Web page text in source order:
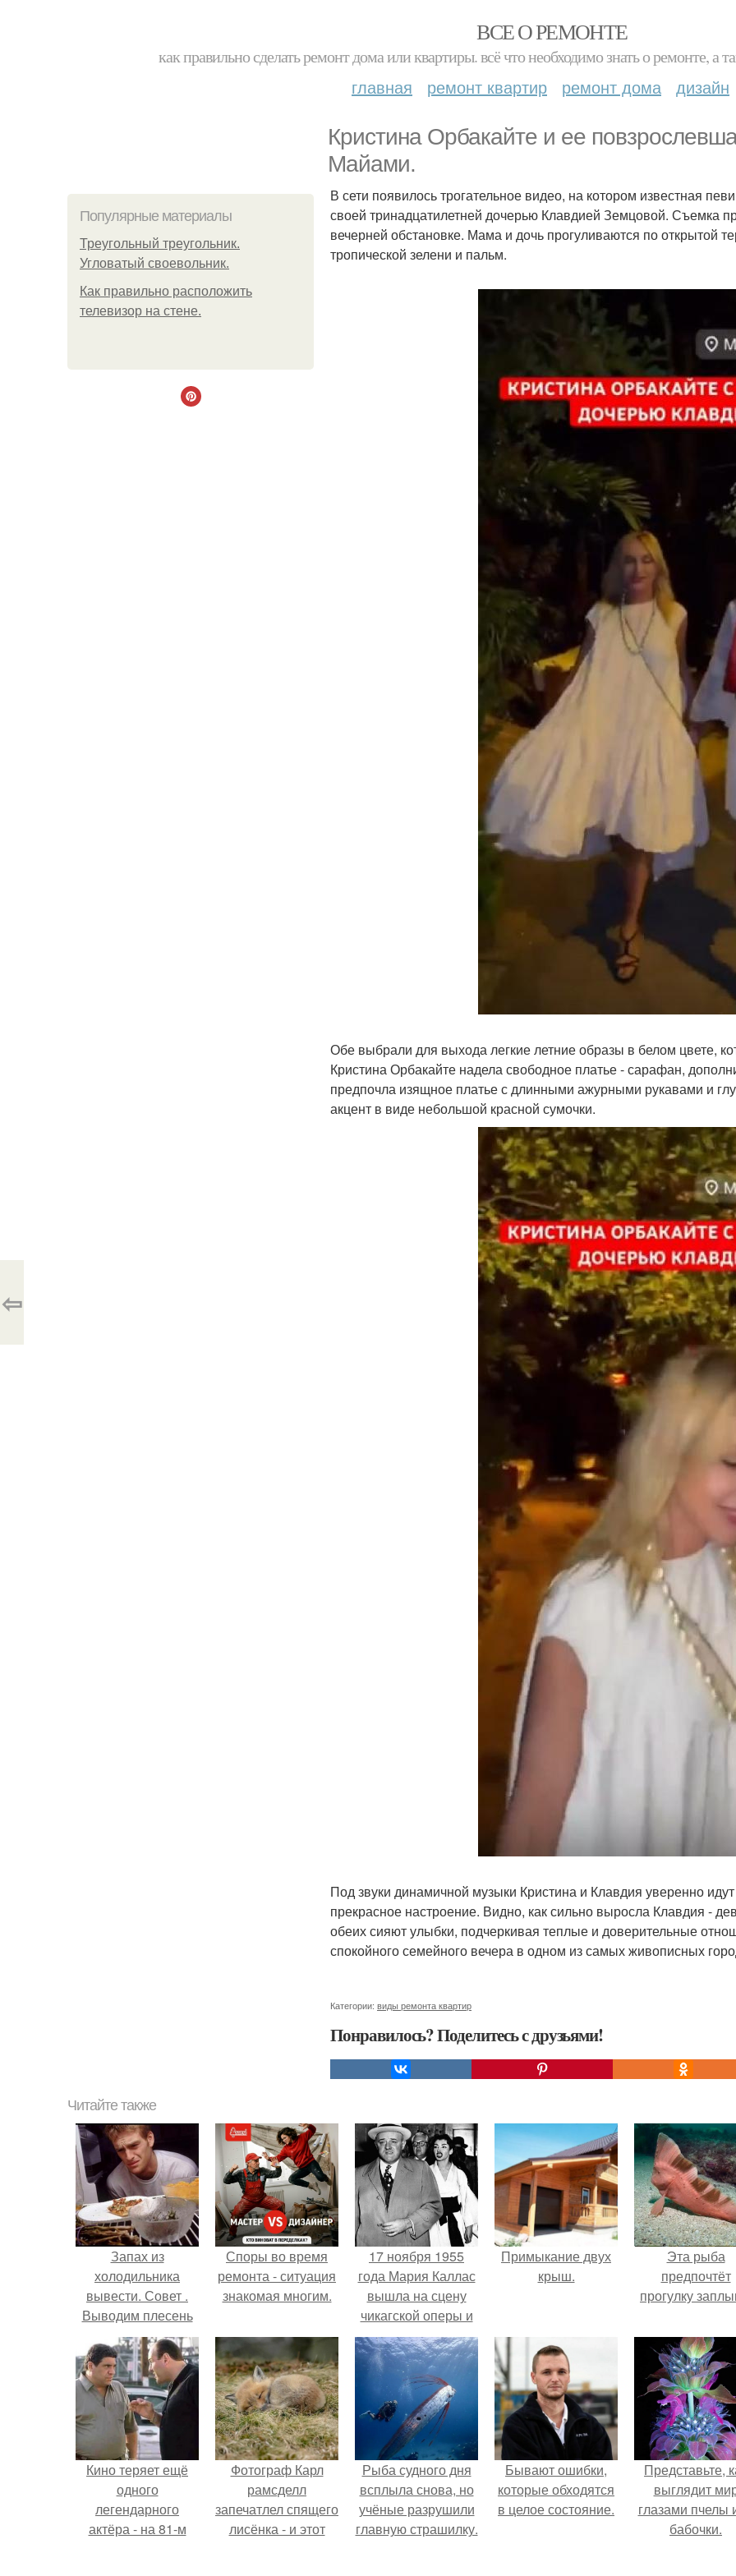
ВСЕ О РЕМОНТЕ
как правильно сделать ремонт дома или квартиры. всё что необходимо знать о ремонте,
главная ремонт квартир ремонт дома дизайн
Кристина Орбакайте и ее
Майами.
Популярные материалы
Треугольный треугольник.
Угловатый своевольник.
Как правильно расположить
телевизор на стене.
В сети появилось трогательное видео, на котором известная
своей тринадцатилетней дочерью Клавдией Земцовой. Съемка
вечерней обстановке. Мама и дочь прогуливаются по открытой
тропической зелени и пальм.
Обе выбрали для выхода легкие летние образы в белом цвете,
Кристина Орбакайте надела свободное платье - сарафан,
предпочла изящное платье с длинными ажурными рукавами и
акцент в виде небольшой красной сумочки.
Под звуки динамичной музыки Кристина и Клавдия уверенно
прекрасное настроение. Видно, как сильно выросла Клавдия -
обеих сияют улыбки, подчеркивая теплые и доверительные
спокойного семейного вечера в одном из самых живописных
Категории: виды ремонта квартир
Понравилось? Поделитесь с друзьями!
⇦
Читайте также
Запах из
холодильника
вывести. Совет .
Выводим плесень
— найти и
обезвредить!
Споры во время
ремонта - ситуация
знакомая многим.
17 ноября 1955
года Мария Каллас
вышла на сцену
чикагской оперы и
сорвала овации.
Примыкание двух
крыш.
Эта рыба
предпочтёт
прогулку
Кино теряет ещё
одного
легендарного
актёра - на 81-м
Фотограф Карл
рамсделл
запечатлел спящего
лисёнка - и этот
Рыба судного дня
всплыла снова, но
учёные разрушили
главную страшилку.
Бывают ошибки,
которые обходятся
в целое состояние.
Представьте,
выглядит
глазами пчелы
бабочки.